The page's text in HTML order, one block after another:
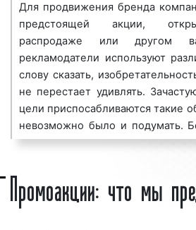
массовый
охват аудитории
низкие цены на
акции;
скидки от объема заказа и др.
Как можно видеть, промоакции
эффективным средством для
компании, сообщения об
увеличения потока клиентов и
рекламного агентства
размещения рекламы на
Для продвижения бренда
предстоящей акции,
распродаже или другом
рекламодатели используют
слову сказать,
не перестает удивлять.
цели приспосабливаются такие
невозможно было и подумать.
года рынок рекламы в Туапсе
решениями. Вместе с тем,
установленных рекламных
не по карману представителям
Промоакции: что мы